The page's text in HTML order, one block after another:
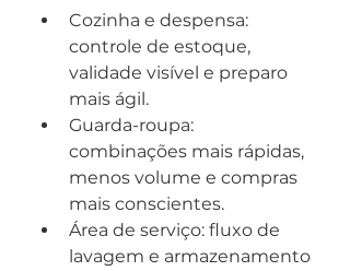
Cozinha e despensa:
controle de estoque,
validade visível e preparo
mais ágil.
Guarda-roupa:
combinações mais rápidas,
menos volume e compras
mais conscientes.
Área de serviço: fluxo de
lavagem e armazenamento